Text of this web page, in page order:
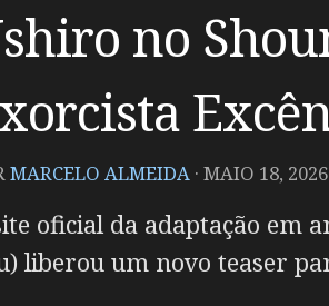
no
MARCELO ALMEIDA · MAIO 18, 2026
oficial da adaptação em
liberou um novo teaser